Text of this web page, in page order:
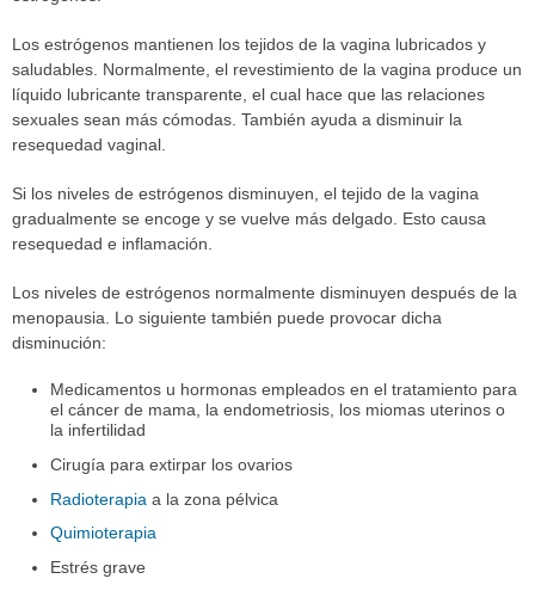
Los estrógenos mantienen los tejidos de la vagina lubricados y
saludables. Normalmente, el revestimiento de la vagina produce un
líquido lubricante transparente, el cual hace que las relaciones
sexuales sean más cómodas. También ayuda a disminuir la
resequedad vaginal.
Si los niveles de estrógenos disminuyen, el tejido de la vagina
gradualmente se encoge y se vuelve más delgado. Esto causa
resequedad e inflamación.
Los niveles de estrógenos normalmente disminuyen después de la
menopausia. Lo siguiente también puede provocar dicha
disminución:
Medicamentos u hormonas empleados en el tratamiento para
el cáncer de mama, la endometriosis, los miomas uterinos o
la infertilidad
Cirugía para extirpar los ovarios
Radioterapia a la zona pélvica
Quimioterapia
Estrés grave